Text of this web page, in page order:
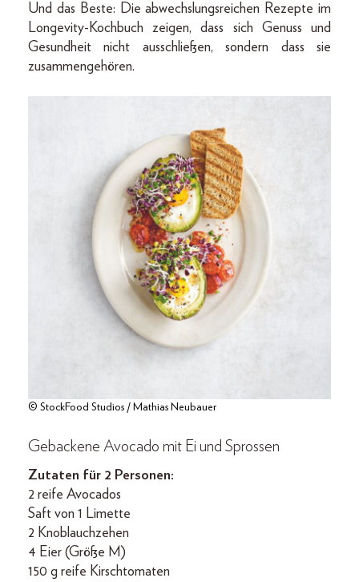
Und das Beste: Die abwechslungsreichen Rezepte im
Longevity-Kochbuch zeigen, dass sich Genuss und
Gesundheit nicht ausschließen, sondern dass sie
zusammengehören.
© StockFood Studios / Mathias Neubauer
Gebackene Avocado mit Ei und Sprossen
Zutaten für 2 Personen:
2 reife Avocados
Saft von 1 Limette
2 Knoblauchzehen
4 Eier (Größe M)
150 g reife Kirschtomaten